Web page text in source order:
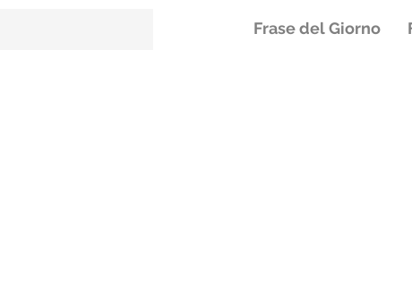
Frase del Giorno